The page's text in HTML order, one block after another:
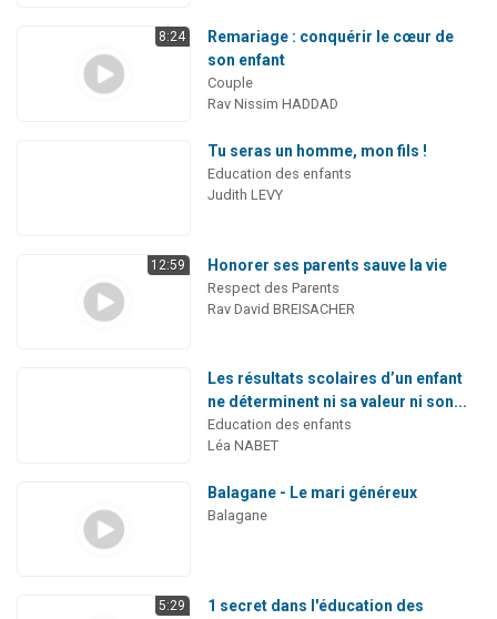
8:24
Remariage : conquérir le cœur de
son enfant
Couple
Rav Nissim HADDAD
Tu seras un homme, mon fils !
Education des enfants
Judith LEVY
12:59 Honorer ses parents sauve la vie
Respect des Parents
Rav David BREISACHER
Les résultats scolaires d’un enfant
ne déterminent ni sa valeur ni son...
Education des enfants
Léa NABET
Balagane - Le mari généreux
Balagane
5:29
1 secret dans l'éducation des